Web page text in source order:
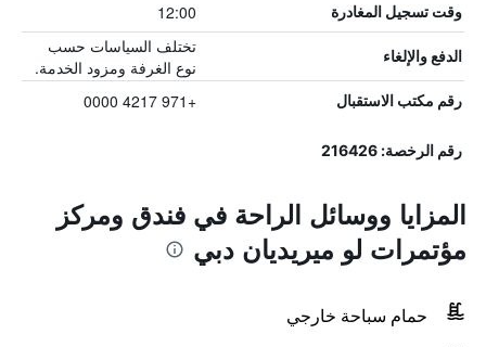
وقت تسجيل المغادرة 12:00
الدفع والإلغاء
تختلف السياسات حسب
نوع الغرفة ومزود الخدمة.
رقم مكتب الاستقبال +971 4217 0000
رقم الرخصة: 216426
المزايا ووسائل الراحة في فندق ومركز
مؤتمرات لو ميريديان دبي
حمام سباحة خارجي